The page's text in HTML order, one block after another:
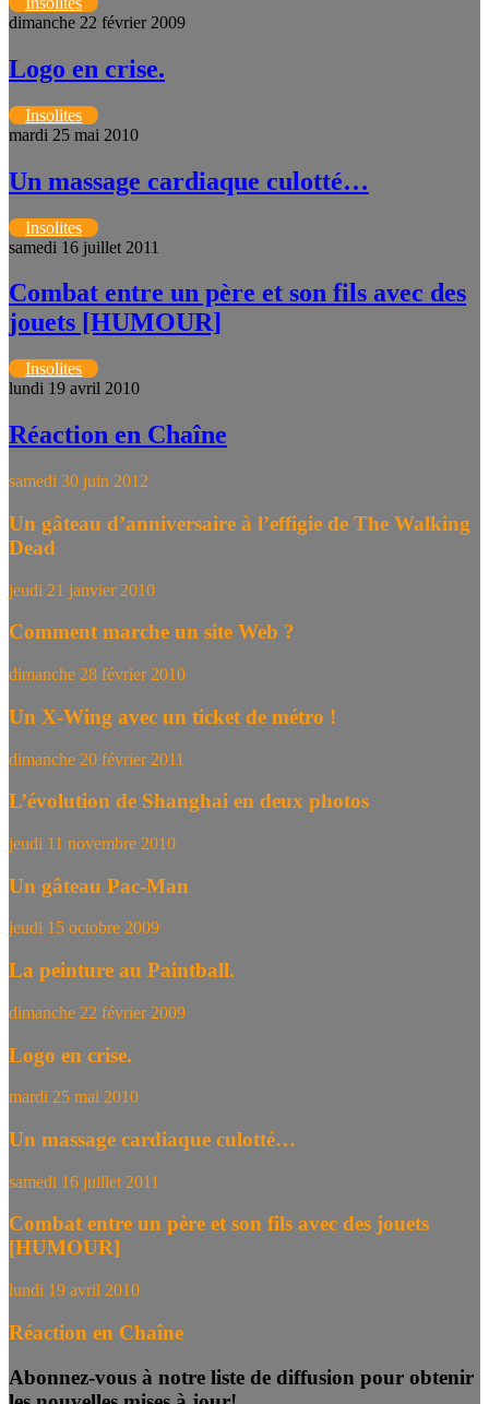
dimanche 22 février 2009
Logo en crise.
Insolites
mardi 25 mai 2010
Un massage cardiaque culotté…
Insolites
samedi 16 juillet 2011
Combat entre un père et son fils avec des
jouets [HUMOUR]
Insolites
lundi 19 avril 2010
Réaction en Chaîne
samedi 30 juin 2012
Un gâteau d’anniversaire à l’effigie de The Walking
Dead
jeudi 21 janvier 2010
Comment marche un site Web ?
dimanche 28 février 2010
Un X-Wing avec un ticket de métro !
dimanche 20 février 2011
L’évolution de Shanghai en deux photos
jeudi 11 novembre 2010
Un gâteau Pac-Man
jeudi 15 octobre 2009
La peinture au Paintball.
dimanche 22 février 2009
Logo en crise.
mardi 25 mai 2010
Un massage cardiaque culotté…
samedi 16 juillet 2011
Combat entre un père et son fils avec des jouets
[HUMOUR]
lundi 19 avril 2010
Réaction en Chaîne
Abonnez-vous à notre liste de diffusion pour obtenir